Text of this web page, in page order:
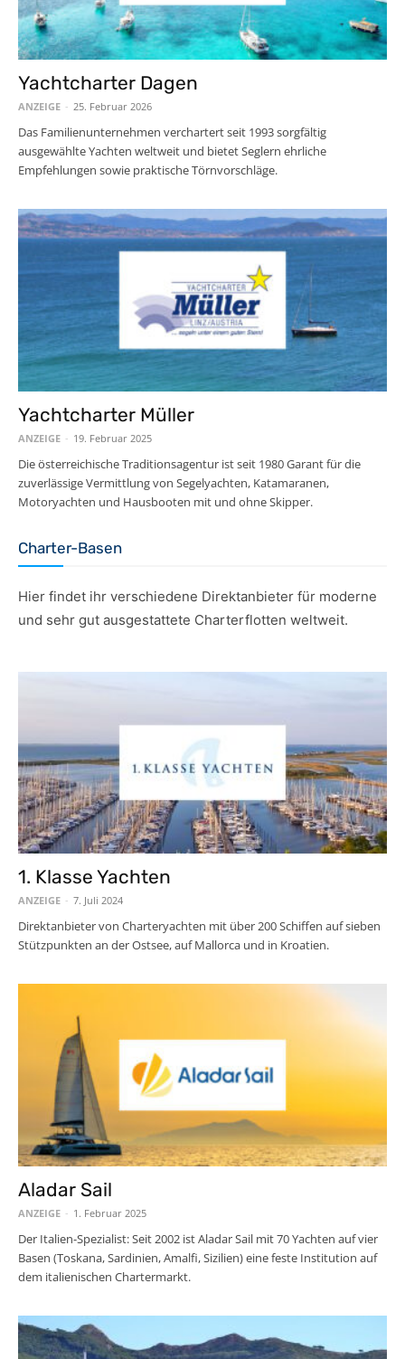
Yachtcharter Dagen
ANZEIGE - 25. Februar 2026
Das Familienunternehmen verchartert seit 1993 sorgfältig
ausgewählte Yachten weltweit und bietet Seglern ehrliche
Empfehlungen sowie praktische Törnvorschläge.
Yachtcharter Müller
ANZEIGE - 19. Februar 2025
Die österreichische Traditionsagentur ist seit 1980 Garant für die
zuverlässige Vermittlung von Segelyachten, Katamaranen,
Motoryachten und Hausbooten mit und ohne Skipper.
Charter-Basen
Hier findet ihr verschiedene Direktanbieter für moderne
und sehr gut ausgestattete Charterflotten weltweit.
1. Klasse Yachten
ANZEIGE - 7. Juli 2024
Direktanbieter von Charteryachten mit über 200 Schiffen auf sieben
Stützpunkten an der Ostsee, auf Mallorca und in Kroatien.
Aladar Sail
ANZEIGE - 1. Februar 2025
Der Italien-Spezialist: Seit 2002 ist Aladar Sail mit 70 Yachten auf vier
Basen (Toskana, Sardinien, Amalfi, Sizilien) eine feste Institution auf
dem italienischen Chartermarkt.